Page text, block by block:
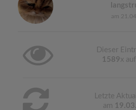
am
Dieser
1589x
Letzte
am